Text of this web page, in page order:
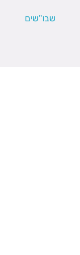
שבו"שים